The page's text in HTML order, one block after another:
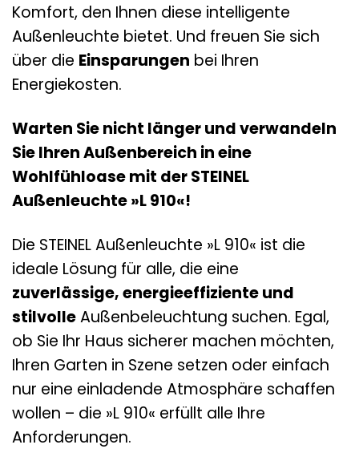
Komfort, den Ihnen diese intelligente
Außenleuchte bietet. Und freuen Sie sich
über die Einsparungen bei Ihren
Energiekosten.
Warten Sie nicht länger und verwandeln
Sie Ihren Außenbereich in eine
Wohlfühloase mit der STEINEL
Außenleuchte »L 910«!
Die STEINEL Außenleuchte »L 910« ist die
ideale Lösung für alle, die eine
zuverlässige, energieeffiziente und
stilvolleAußenbeleuchtung suchen. Egal,
ob Sie Ihr Haus sicherer machen möchten,
Ihren Garten in Szene setzen oder einfach
nur eine einladende Atmosphäre schaffen
wollen – die »L 910« erfüllt alle Ihre
Anforderungen.